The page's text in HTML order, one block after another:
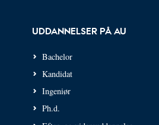
UDDANNELSER PÅ AU
Bachelor
Kandidat
Ingeniør
Ph.d.